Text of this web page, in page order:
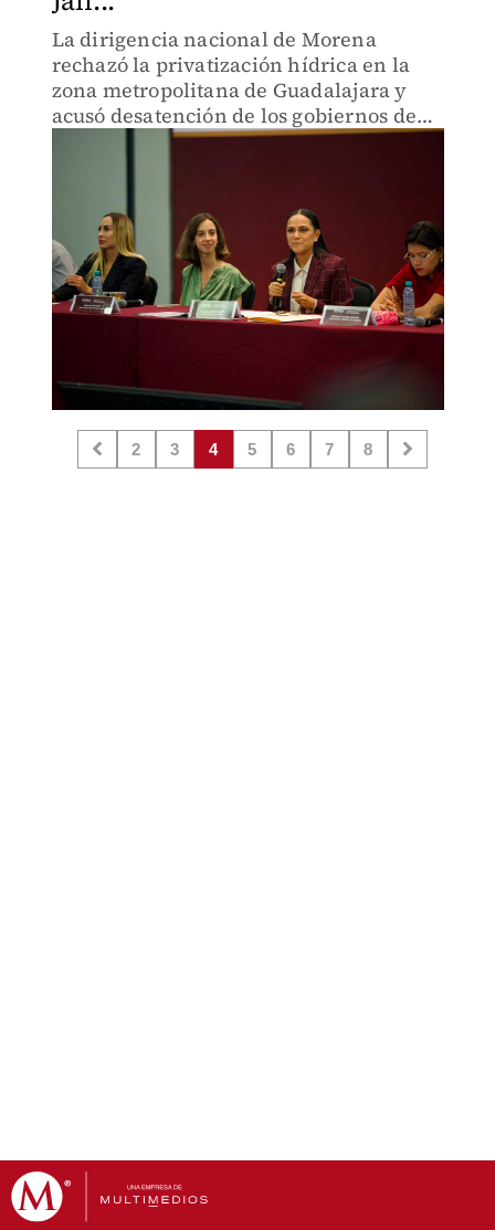
La dirigencia nacional de Morena
rechazó la privatización hídrica en la
zona metropolitana de Guadalajara y
acusó desatención de los gobiernos de
Movimiento Ciudadano.
2 3 4 5 6 7 8